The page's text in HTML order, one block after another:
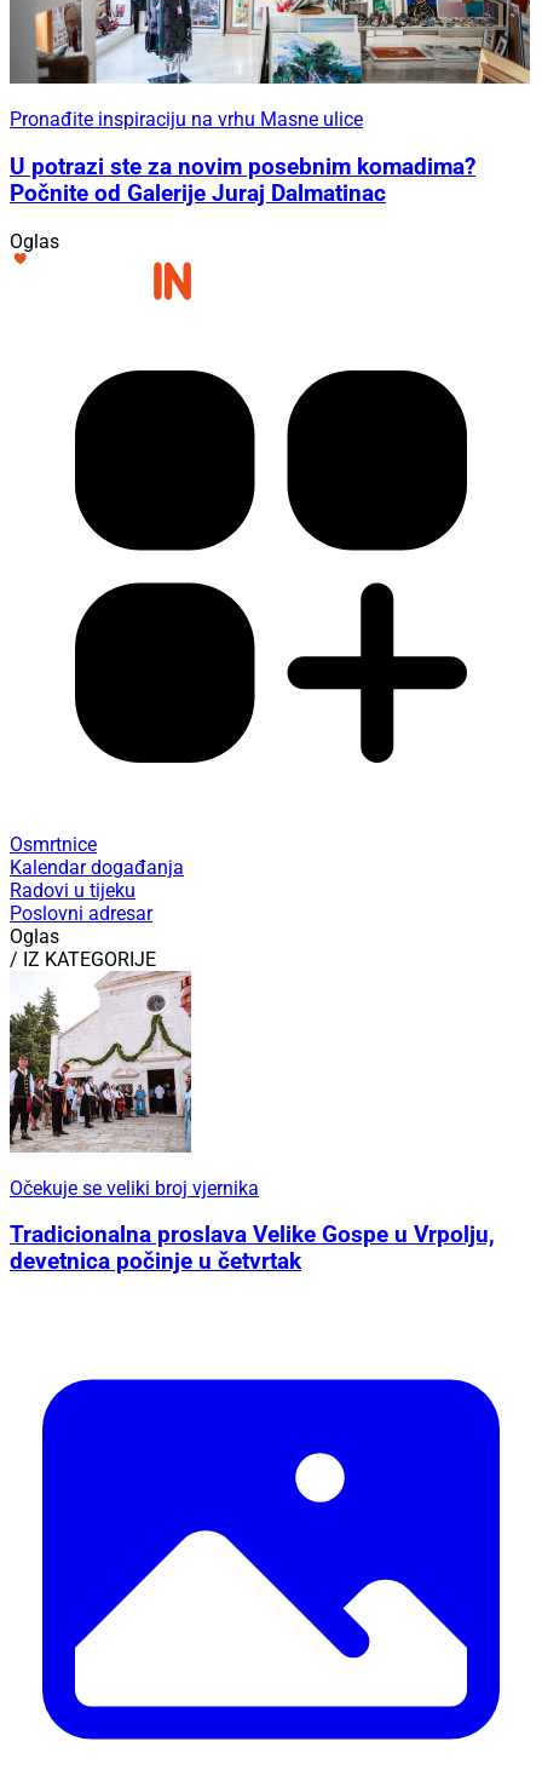
Pronađite inspiraciju na vrhu Masne ulice
U potrazi ste za novim posebnim komadima?
Počnite od Galerije Juraj Dalmatinac
Oglas
Osmrtnice
Kalendar događanja
Radovi u tijeku
Poslovni adresar
Oglas
/ IZ KATEGORIJE
Očekuje se veliki broj vjernika
Tradicionalna proslava Velike Gospe u Vrpolju,
devetnica počinje u četvrtak